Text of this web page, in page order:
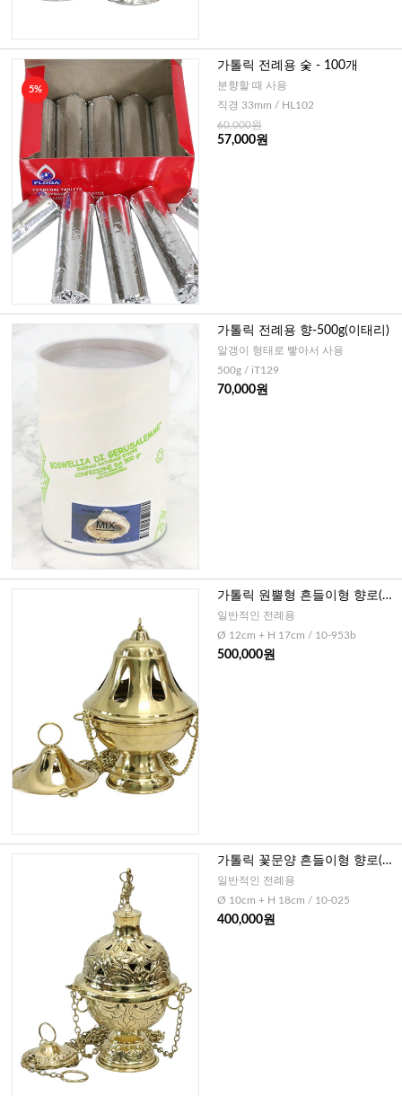
5%
가톨릭 전례용 숯 - 100개
분향할 때 사용
직경 33mm / HL102
60,000원
57,000원
가톨릭 전례용 향-500g(이태리)
알갱이 형태로 빻아서 사용
500g / iT129
70,000원
가톨릭 원뿔형 흔들이형 향로(독
일)
일반적인 전례용
Ø 12cm + H 17cm / 10-953b
500,000원
가톨릭 꽃문양 흔들이형 향로(독
일)
일반적인 전례용
Ø 10cm + H 18cm / 10-025
400,000원